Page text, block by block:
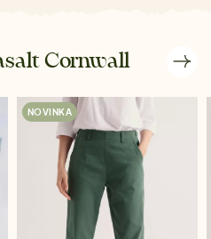
Cornwall
NOVINKA